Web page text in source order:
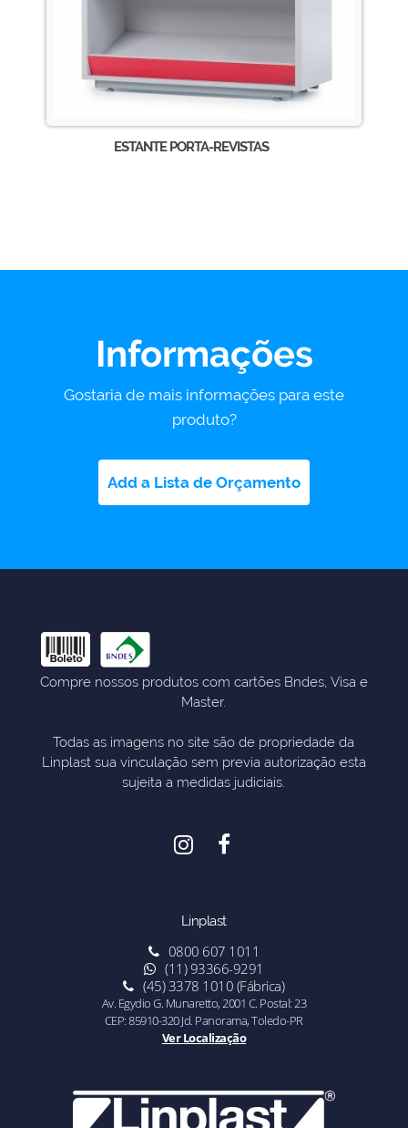
ESTANTE PORTA-REVISTAS
Informações
Gostaria de mais informações para este
produto?
Add a Lista de Orçamento
Compre nossos produtos com cartões Bndes, Visa e
Master.
Todas as imagens no site são de propriedade da
Linplast sua vinculação sem previa autorização esta
sujeita a medidas judiciais.
Linplast
0800 607 1011
(11) 93366-9291
(45) 3378 1010 (Fábrica)
Av. Egydio G. Munaretto, 2001 C. Postal: 23
CEP: 85910-320 Jd. Panorama, Toledo-PR
Ver Localização